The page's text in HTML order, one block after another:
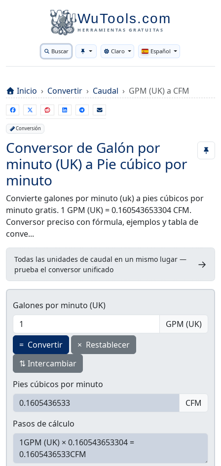
WuTools.com
HERRAMIENTAS GRATUITAS
Buscar Toggle theme
Claro Español
Inicio Convertir Caudal GPM (UK) a CFM
Conversión
Conversor de Galón por
minuto (UK) a Pie cúbico por
minuto
Convierte galones por minuto (uk) a pies cúbicos por
minuto gratis. 1 GPM (UK) = 0.160543653304 CFM.
Conversor preciso con fórmula, ejemplos y tabla de
conve...
Todas las unidades de caudal en un mismo lugar —
prueba el conversor unificado
→
Galones por minuto (UK)
GPM (UK)
= Convertir × Restablecer
⇅ Intercambiar
Pies cúbicos por minuto
CFM
Pasos de cálculo